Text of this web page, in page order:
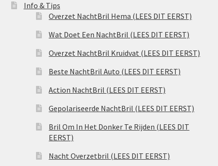
Info & Tips
Overzet NachtBril Hema (LEES DIT EERST)
Wat Doet Een NachtBril (LEES DIT EERST)
Overzet NachtBril Kruidvat (LEES DIT EERST)
Beste NachtBril Auto (LEES DIT EERST)
Action NachtBril (LEES DIT EERST)
Gepolariseerde NachtBril (LEES DIT EERST)
Bril Om In Het Donker Te Rijden (LEES DIT
EERST)
Nacht Overzetbril (LEES DIT EERST)